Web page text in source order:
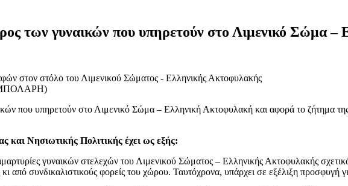
των γυναικών που υπηρετούν στο Λιμενικό Σώμα
ΜΠΟΛΑΡΗ)
που υπηρετούν στο Λιμενικό Σώμα – Ελληνική Ακτοφυλακή και αφορά το ζήτημα
Νησιωτικής Πολιτικής έχει ως εξής:
γυναικών στελεχών του Λιμενικού Σώματος – Ελληνικής Ακτοφυλακής
από συνδικαλιστικούς φορείς του χώρου. Ταυτόχρονα, υπάρχει σε εξέλιξη προσφυγή